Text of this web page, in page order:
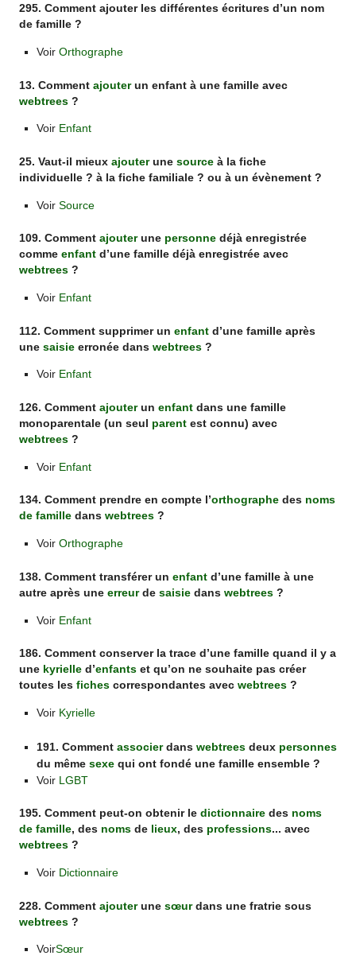
295. Comment ajouter les différentes écritures d’un nom
de famille ?
Voir Orthographe
13. Commentajouterun enfant à une famille avec
webtrees ?
Voir Enfant
25. Vaut-il mieuxajouterunesource à la fiche
individuelle ? à la fiche familiale ? ou à un évènement ?
Voir Source
109. Commentajouterune personne déjà enregistrée
commeenfant d’une famille déjà enregistrée avec
webtrees ?
Voir Enfant
112. Comment supprimer unenfant d’une famille après
unesaisie erronée danswebtrees ?
Voir Enfant
126. Commentajouterunenfant dans une famille
monoparentale (un seul parent est connu) avec
webtrees ?
Voir Enfant
134. Comment prendre en compte l’orthographe des noms
de famille danswebtrees ?
Voir Orthographe
138. Comment transférer unenfant d’une famille à une
autre après uneerreurdesaisie danswebtrees ?
Voir Enfant
186. Comment conserver la trace d’une famille quand il y a
une kyrielle d’enfants et qu’on ne souhaite pas créer
toutes lesfiches correspondantes avecwebtrees ?
Voir Kyrielle
191. Comment associerdans webtreesdeux personnes
du même sexequi ont fondé une famille ensemble ?
Voir LGBT
195. Comment peut-on obtenir ledictionnaire des noms
de famille, des noms de lieux, des professions... avec
webtrees ?
Voir Dictionnaire
228. Commentajouterunesœurdans une fratrie sous
webtrees ?
VoirSœur